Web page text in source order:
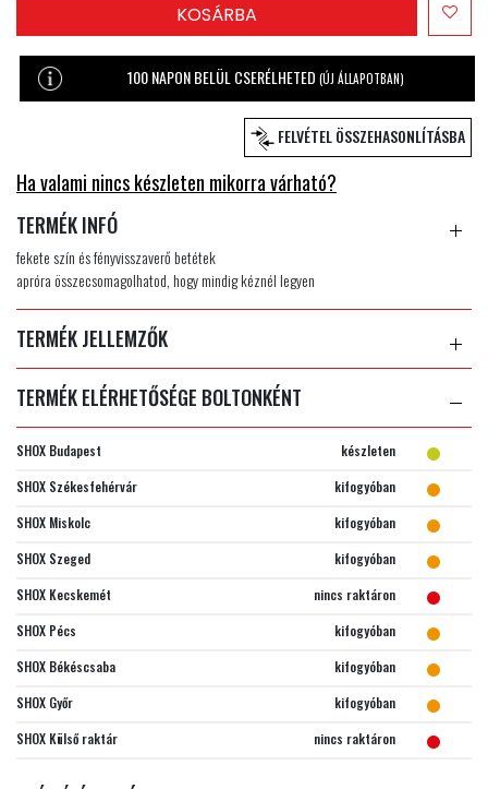
KOSÁRBA
100 NAPON BELÜL CSERÉLHETED (ÚJ ÁLLAPOTBAN)
FELVÉTEL ÖSSZEHASONLÍTÁSBA
Ha valami nincs készleten mikorra várható?
TERMÉK INFÓ
fekete szín és fényvisszaverő betétek
apróra összecsomagolhatod, hogy mindig kéznél legyen
TERMÉK JELLEMZŐK
TERMÉK ELÉRHETŐSÉGE BOLTONKÉNT
SHOX Budapest
készleten
SHOX Székesfehérvár
kifogyóban
SHOX Miskolc
kifogyóban
SHOX Szeged
kifogyóban
SHOX Kecskemét
nincs raktáron
SHOX Pécs
kifogyóban
SHOX Békéscsaba
kifogyóban
SHOX Győr
kifogyóban
SHOX Külső raktár
nincs raktáron